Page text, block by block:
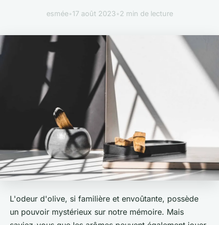
esmée•17 août 2023•2 min de lecture
L'odeur d'olive, si familière et envoûtante, possède
un pouvoir mystérieux sur notre mémoire. Mais